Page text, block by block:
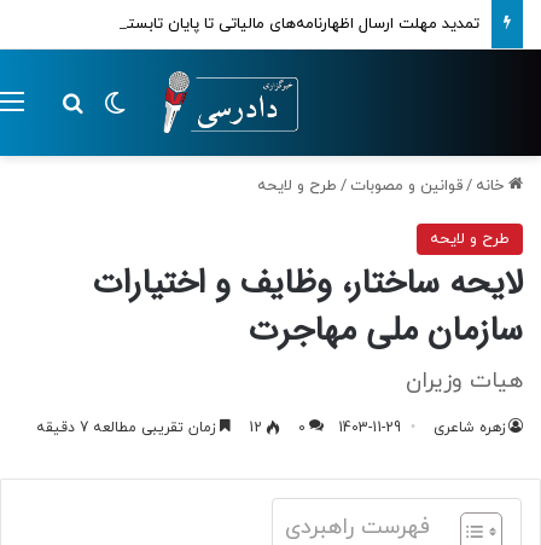
تمدید مهلت ارسال اظهارنامه‌های مالیاتی تا پایان تابستان 1405
تغییر پوسته
خانه /قوانین و مصوبات / طرح و لایحه
طرح و لایحه
لایحه ساختار، وظایف و اختیارات
سازمان ملی مهاجرت
هیات وزیران
زهره شاعری 1403-11-29
0
12 زمان تقریبی مطالعه 7 دقیقه
فهرست راهبردی